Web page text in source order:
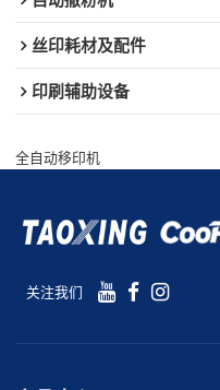
丝印耗材及配件
印刷辅助设备
全自动移印机
关注我们